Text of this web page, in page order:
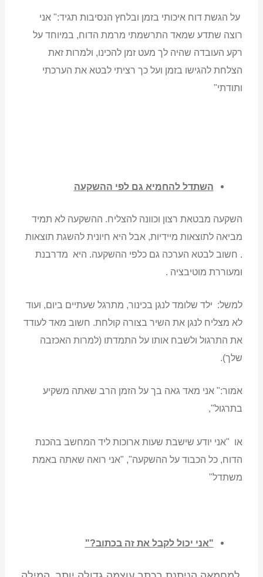
על הגשת דוח איכותי בזמן ובלחץ הנסיבות תגיד:" אני
רוצה שתדע שמאד התרשמתי מרמת הדוח, במיוחד על
רקע העובדה שהיה לך מעט זמן להכינו, ולמרות זאת
הצלחת להגישו בזמן ועל כך רציתי לבטא את הערכתי
ותודתי"
השתדל להחמיא גם לפי ההשקעה
השקעה מבטאת רצון וכוונה להצליח. ההשקעה לא תמיד
מביאה לתוצאות מיידיות, אבל היא חיונית להשגת תוצאות
. חשוב לבטא הערכה גם כלפי ההשקעה. היא מדרבנת
ומעוררת מוטיבציה .
למשל: ילד שלומד לנגן בכינור, מתרגל שעתיים ביום, ועוד
לא מצליח לנגן את השיר בצורה קולחת. חשוב מאד לעודד
את התרגול ולשבח אותו על התמדתו (למרות האכזבה
שלך).
אמור:" אני מאד גאה בך על הזמן הרב שאתה משקיע
בתרגול",
או "אני יודע שישבת שעות ארוכות ליד המחשב בהכנת
הדוח, כל הכבוד על ההשקעה", "אני רואה שאתה באמת
משתדל"
"אני יכול לקבל את זה בכתוב?"